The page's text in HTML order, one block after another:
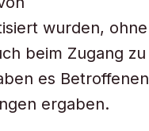
wurden, ohne
beim Zugang zu
es Betroffenen
ergaben.